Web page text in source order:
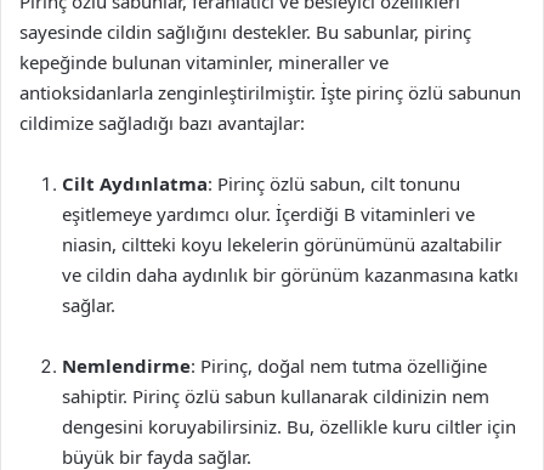
sayesinde cildin sağlığını destekler. Bu sabunlar, pirinç
kepeğinde bulunan vitaminler, mineraller ve
antioksidanlarla zenginleştirilmiştir. İşte pirinç özlü sabunun
cildimize sağladığı bazı avantajlar:
Cilt Aydınlatma: Pirinç özlü sabun, cilt tonunu
eşitlemeye yardımcı olur. İçerdiği B vitaminleri ve
niasin, ciltteki koyu lekelerin görünümünü azaltabilir
ve cildin daha aydınlık bir görünüm kazanmasına katkı
sağlar.
Nemlendirme: Pirinç, doğal nem tutma özelliğine
sahiptir. Pirinç özlü sabun kullanarak cildinizin nem
dengesini koruyabilirsiniz. Bu, özellikle kuru ciltler için
büyük bir fayda sağlar.